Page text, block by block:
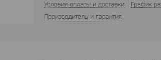
Условия оплаты и доставки График
Производитель и гарантия